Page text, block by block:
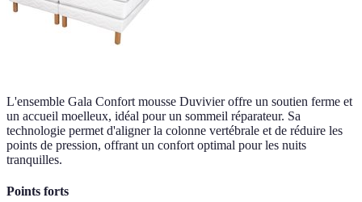
L'ensemble Gala Confort mousse Duvivier offre un soutien ferme et
un accueil moelleux, idéal pour un sommeil réparateur. Sa
technologie permet d'aligner la colonne vertébrale et de réduire les
points de pression, offrant un confort optimal pour les nuits
tranquilles.
Points forts